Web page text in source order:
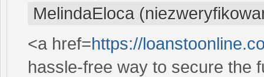
MelindaEloca
<a href=https://
hassle-free way to secure the